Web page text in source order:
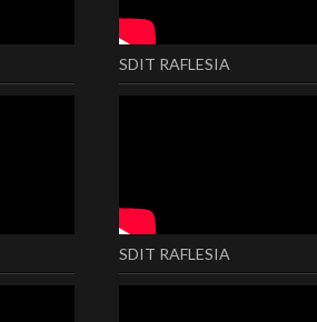
SDIT RAFLESIA
SDIT RAFLESIA